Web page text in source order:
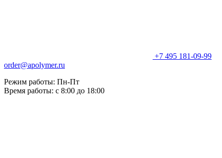
+7 495 181-09-99
order@apolymer.ru
Режим работы: Пн-Пт
Время работы: с 8:00 до 18:00